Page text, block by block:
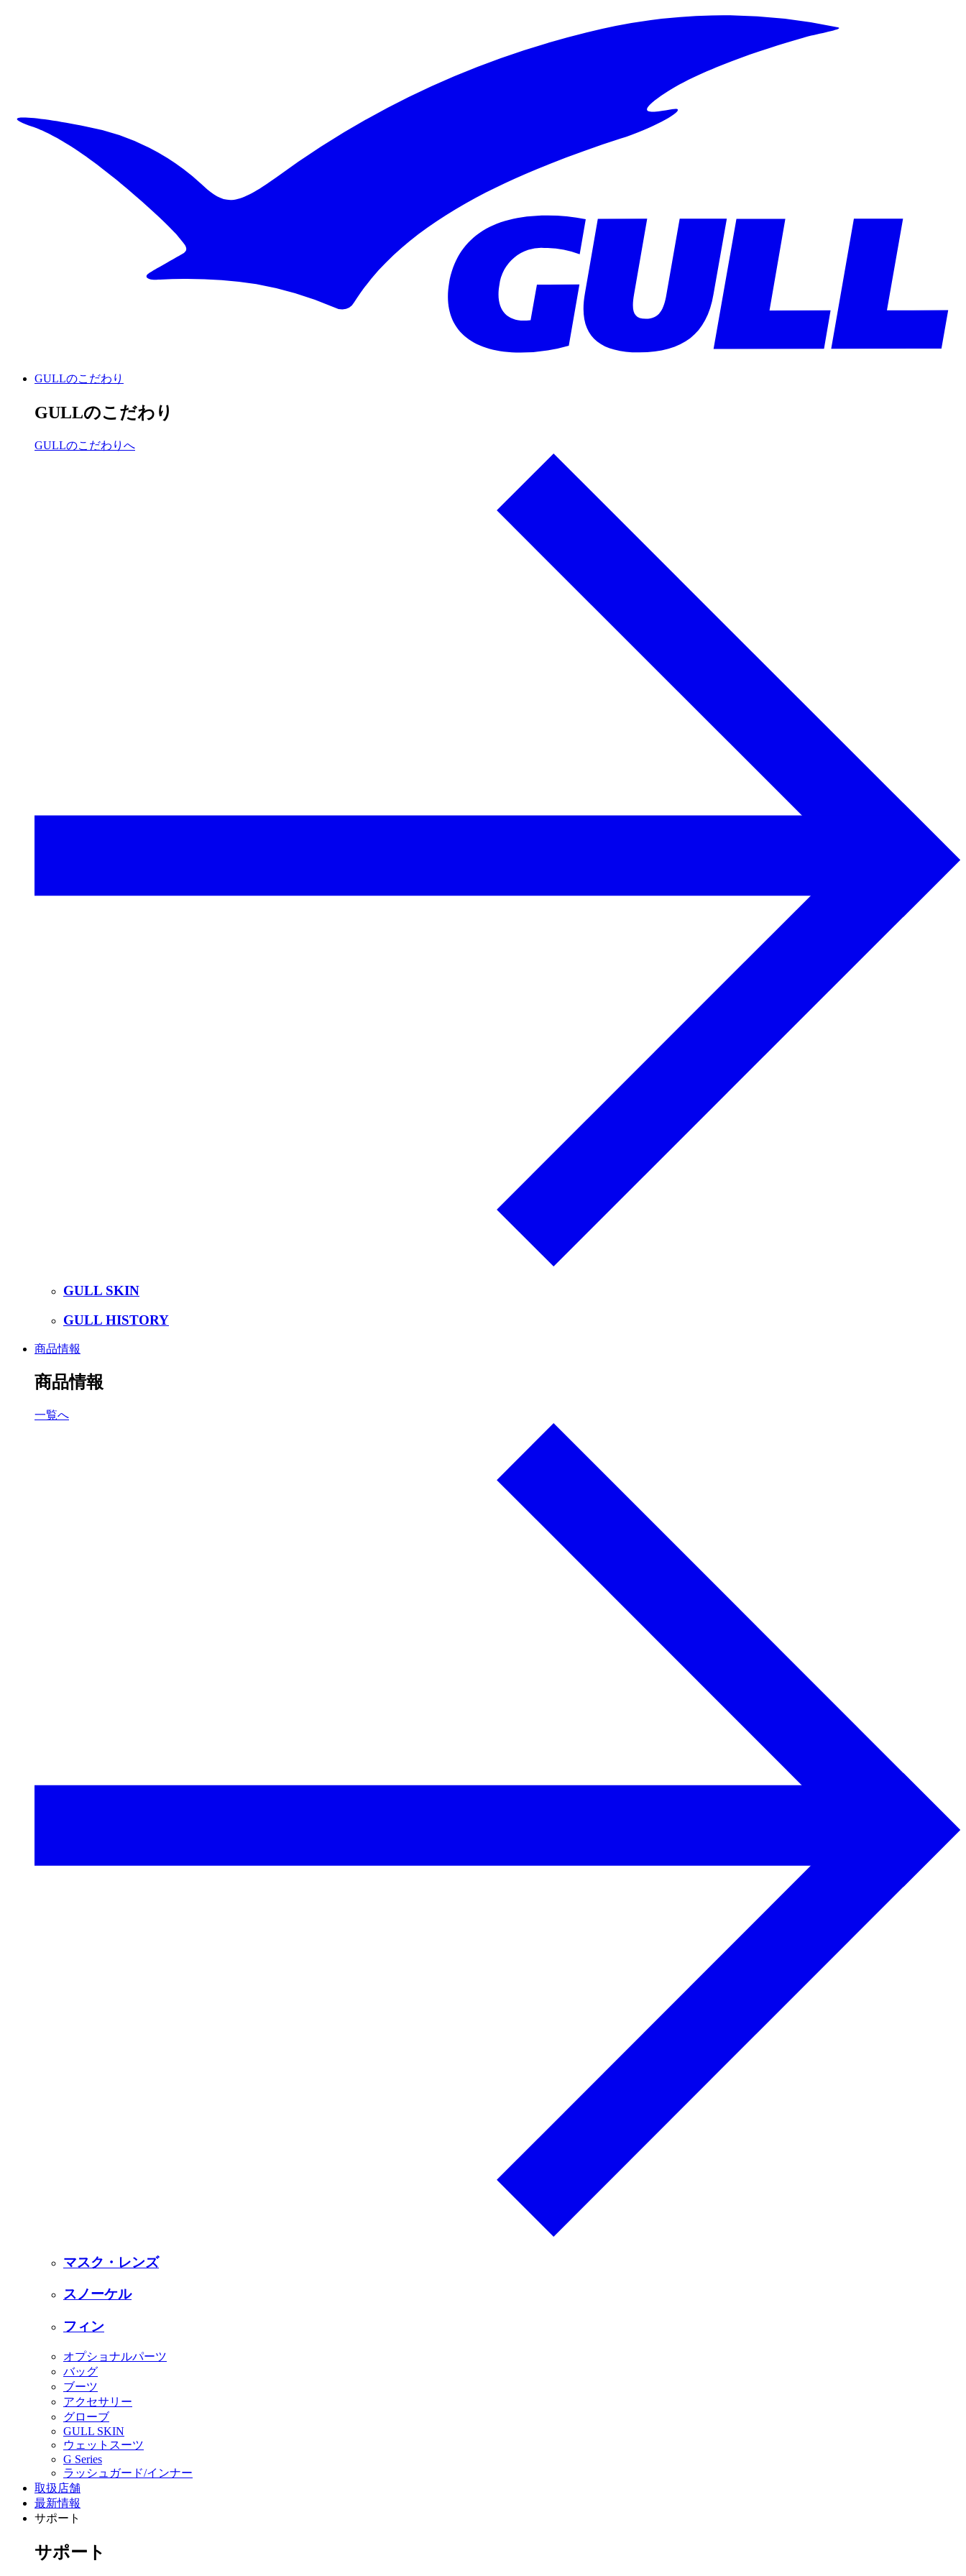
GULLのこだわり
GULLのこだわり
GULLのこだわりへ
GULL SKIN
GULL HISTORY
商品情報
商品情報
一覧へ
マスク・レンズ
スノーケル
フィン
オプショナルパーツ
バッグ
ブーツ
アクセサリー
グローブ
GULL SKIN
ウェットスーツ
G Series
ラッシュガード/インナー
取扱店舗
最新情報
サポート
サポート